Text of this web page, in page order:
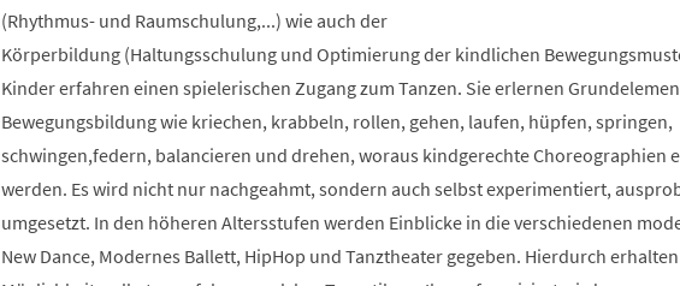
(Rhythmus- und Raumschulung,...) wie auch der
Körperbildung (Haltungsschulung und Optimierung der kindlichen
Kinder erfahren einen spielerischen Zugang zum Tanzen. Sie erlernen
Bewegungsbildung wie kriechen, krabbeln, rollen, gehen, laufen, hüpfen, springen,
schwingen,federn, balancieren und drehen, woraus kindgerechte Choreographien
werden. Es wird nicht nur nachgeahmt, sondern auch selbst experimentiert,
umgesetzt. In den höheren Altersstufen werden Einblicke in die verschiedenen
New Dance, Modernes Ballett, HipHop und Tanztheater gegeben. Hierdurch